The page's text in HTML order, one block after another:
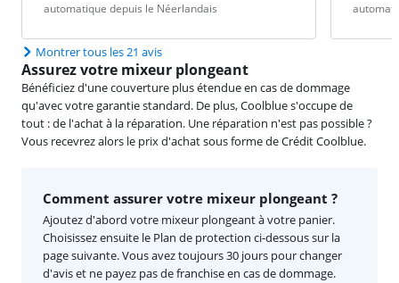
automatique depuis le Néerlandais
Montrer tous les 21 avis
Assurez votre mixeur plongeant
Bénéficiez d'une couverture plus étendue en cas de dommage
qu'avec votre garantie standard. De plus, Coolblue s'occupe de
tout : de l'achat à la réparation. Une réparation n'est pas possible ?
Vous recevrez alors le prix d'achat sous forme de Crédit Coolblue.
Comment assurer votre mixeur plongeant ?
Ajoutez d'abord votre mixeur plongeant à votre panier.
Choisissez ensuite le Plan de protection ci-dessous sur la
page suivante. Vous avez toujours 30 jours pour changer
d'avis et ne payez pas de franchise en cas de dommage.